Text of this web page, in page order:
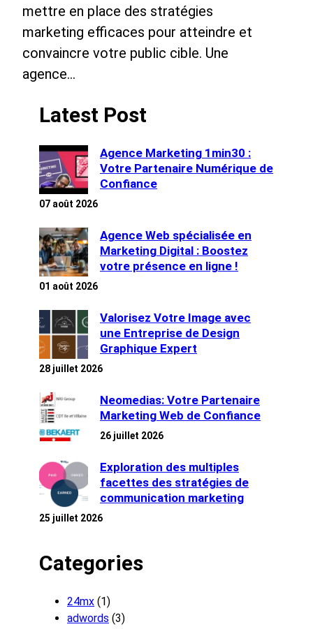
mettre en place des stratégies
marketing efficaces pour atteindre et
convaincre votre public cible. Une
agence…
Latest Post
Agence Marketing 1min30 :
Votre Partenaire Numérique de
Confiance
07 août 2026
Agence Web spécialisée en
Marketing Digital : Boostez
votre présence en ligne !
01 août 2026
Valorisez Votre Image avec
une Entreprise de Design
Graphique Expert
28 juillet 2026
Neomedias: Votre Partenaire
Marketing Web de Confiance
26 juillet 2026
Exploration des multiples
facettes des stratégies de
communication marketing
25 juillet 2026
Categories
24mx (1)
adwords (3)